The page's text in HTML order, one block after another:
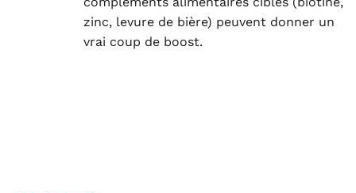
zinc, levure de bière) peuvent donner un
vrai coup de boost.